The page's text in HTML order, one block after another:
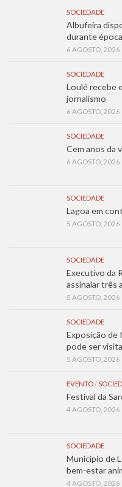
SOCIEDADE
Albufeira
durante
6 AGOSTO, 2026
SOCIEDADE
Loulé recebe
jornalismo
6 AGOSTO, 2026
SOCIEDADE
Cem anos da
6 AGOSTO, 2026
SOCIEDADE
Lagoa em
5 AGOSTO, 2026
SOCIEDADE
Executivo da
assinalar três
5 AGOSTO, 2026
SOCIEDADE
Exposição de
pode ser
5 AGOSTO, 2026
EVENTO/
Festival da
4 AGOSTO, 2026
SOCIEDADE
Município de
bem-estar
4 AGOSTO, 2026